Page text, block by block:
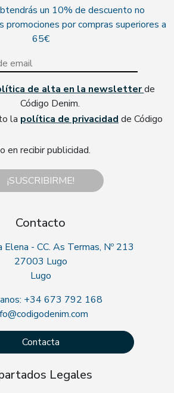
un 10% de descuento no
promociones por compras superiores a
65€
de alta en la newsletterde
Código Denim.
la política de privacidadde Código
en recibir publicidad.
¡SUSCRIBIRME!
Contacto
Elena - CC. As Termas, Nº 213
27003 Lugo
Lugo
+34 673 792 168
Contacta
Legales